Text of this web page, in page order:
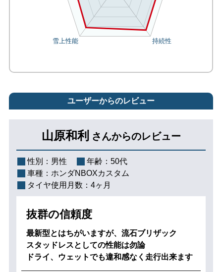
ユーザーからのレビュー
山原和利 さんからのレビュー
性別： 男性 年齢： 50代
車種： ホンダNBOXカスタム
タイヤ使用月数： 4ヶ月
抜群の信頼度
最新型とはちがいますが、流石ブリザック
スタッドレスとしての性能は勿論
ドライ、ウェットでも違和感なく走行出来ます